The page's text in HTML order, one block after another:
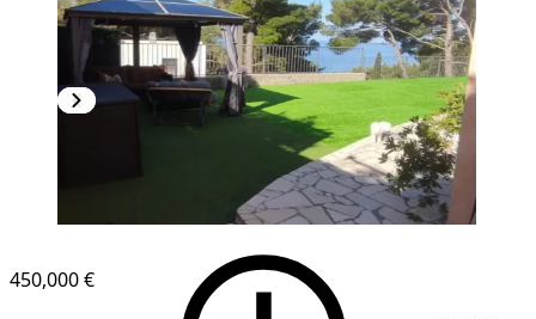
450,000 €